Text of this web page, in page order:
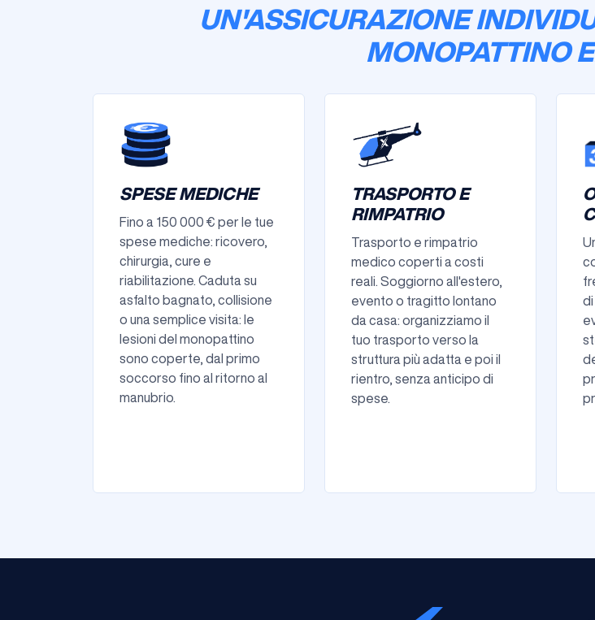
UN'ASSICURAZIONE
MONOPATTINO
SPESE MEDICHE
Fino a 150 000 € per le tue
spese mediche: ricovero,
chirurgia, cure e
riabilitazione. Caduta su
asfalto bagnato, collisione
o una semplice visita: le
lesioni del monopattino
sono coperte, dal primo
soccorso fino al ritorno al
manubrio.
TRASPORTO E
RIMPATRIO
Trasporto e rimpatrio
medico coperti a costi
reali. Soggiorno all'estero,
evento o tragitto lontano
da casa: organizziamo il
tuo trasporto verso la
struttura più adatta e poi il
rientro, senza anticipo di
spese.